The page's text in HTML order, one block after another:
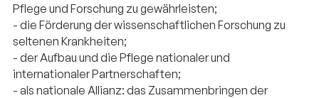
Pflege und Forschung zu gewährleisten;
- die Förderung der wissenschaftlichen Forschung zu
seltenen Krankheiten;
- der Aufbau und die Pflege nationaler und
internationaler Partnerschaften;
- als nationale Allianz: das Zusammenbringen der